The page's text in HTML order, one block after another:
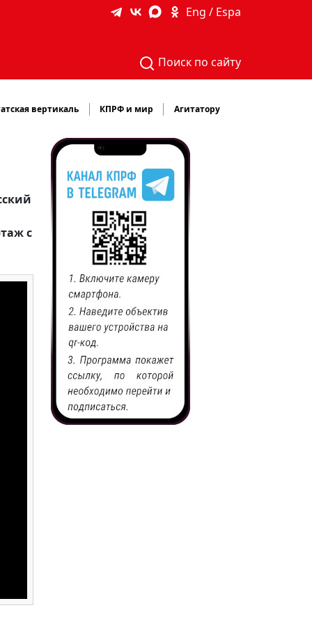
Eng / Espa
Поиск по сайту
вертикаль КПРФ и мир Агитатору
с